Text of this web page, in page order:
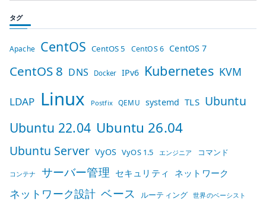
タグ
Apache CentOS CentOS 5 CentOS 6 CentOS 7
CentOS 8 DNS Docker IPv6 Kubernetes KVM
LDAP Linux Postfix QEMU systemd TLS Ubuntu
Ubuntu 22.04 Ubuntu 26.04
Ubuntu Server VyOS VyOS 1.5 エンジニア コマンド
コンテナ サーバー管理 セキュリティ ネットワーク
ネットワーク設計 ベース ルーティング 世界のベーシスト